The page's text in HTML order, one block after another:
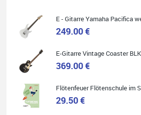
Helene Balluff
249.00 €
E-Gitarre Vintage Coaster BLK
369.00 €
Flötenfeuer Flötenschule im
29.50 €